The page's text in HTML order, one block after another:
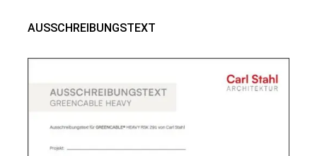
AUSSCHREIBUNGSTEXT